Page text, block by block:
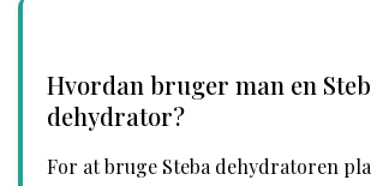
Hvordan bruger man en
dehydrator?
For at bruge Steba dehydratoren